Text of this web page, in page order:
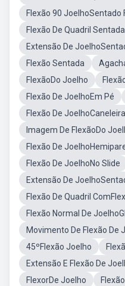
Flexão 90 JoelhoSentado
Flexão De Quadril
Extensão De
Flexão Sentada
FlexãoDo Joelho
Flexão De JoelhoEm Pé
Flexão De JoelhoCaneleira
Imagem De FlexãoDo
Flexão De
Flexão De JoelhoNo Slide
Extensão De
Flexão De Quadril
Flexão Normal De
Movimento De Flexão De
45ºFlexão Joelho
Extensão E Flexão De
FlexorDe Joelho